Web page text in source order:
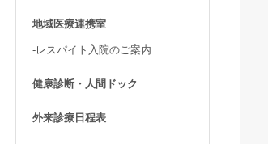
地域医療連携室
-レスパイト入院のご案内
健康診断・人間ドック
外来診療日程表